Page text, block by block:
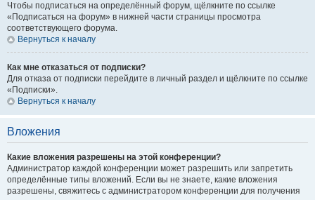
Чтобы подписаться на определённый форум, щёлкните по ссылке
«Подписаться на форум» в нижней части страницы просмотра
соответствующего форума.
Вернуться к началу
Как мне отказаться от подписки?
Для отказа от подписки перейдите в личный раздел и щёлкните по ссылке
«Подписки».
Вернуться к началу
Вложения
Какие вложения разрешены на этой конференции?
Администратор каждой конференции может разрешить или запретить
определённые типы вложений. Если вы не знаете, какие вложения
разрешены, свяжитесь с администратором конференции для получения